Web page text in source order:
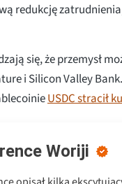
redukcję
się, że przemysł
i Silicon Valley
USDC stracił
Woriji